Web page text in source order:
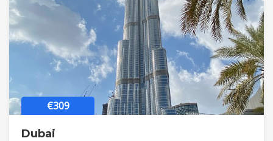
€309
Dubai